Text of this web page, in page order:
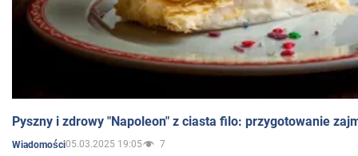
Pyszny i zdrowy "Napoleon" z ciasta filo: przygotowanie
Wiadomości05.03.2025 19:05 7